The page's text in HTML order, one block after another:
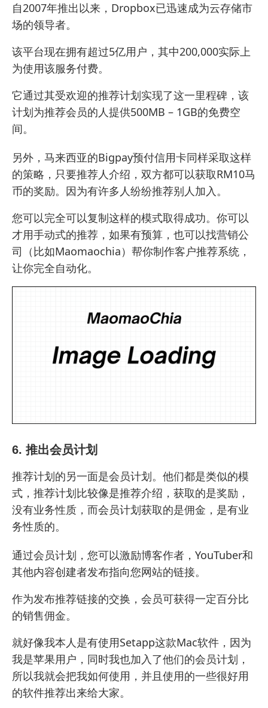
自2007年推出以来，Dropbox已迅速成为云存储市
场的领导者。
该平台现在拥有超过5亿用户，其中200,000实际上
为使用该服务付费。
它通过其受欢迎的推荐计划实现了这一里程碑，该
计划为推荐会员的人提供500MB – 1GB的免费空
间。
另外， 马来西亚的Bigpay预付信用卡同样采取这样
的策略，只要推荐人介绍，双方都可以获取RM10马
币的奖励。因为有许多人纷纷推荐别人加入。
您可以完全可以复制这样的模式取得成功。你可以
才用手动式的推荐，如果有预算，也可以找营销公
司 （比如Maomaochia）帮你制作客户推荐系统，
让你完全自动化。
6. 推出会员计划
推荐计划的另一面是会员计划。他们都是类似的模
式，推荐计划比较像是推荐介绍，获取的是奖励，
没有业务性质，而会员计划获取的是佣金，是有业
务性质的。
通过会员计划，您可以激励博客作者，YouTuber和
其他内容创建者发布指向您网站的链接。
作为发布推荐链接的交换，会员可获得一定百分比
的销售佣金。
就好像我本人是有使用Setapp这款Mac软件 ，因为
我是苹果用户，同时我也加入了他们的会员计划，
所以我就会把我如何使用，并且使用的一些很好用
的软件推荐出来给大家。